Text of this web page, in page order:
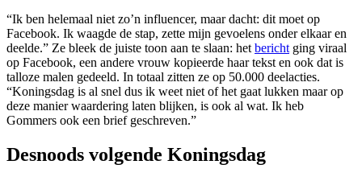
“Ik ben helemaal niet zo’n influencer, maar dacht: dit moet op
Facebook. Ik waagde de stap, zette mijn gevoelens onder elkaar en
deelde.” Ze bleek de juiste toon aan te slaan: het bericht ging viraal
op Facebook, een andere vrouw kopieerde haar tekst en ook dat is
talloze malen gedeeld. In totaal zitten ze op 50.000 deelacties.
“Koningsdag is al snel dus ik weet niet of het gaat lukken maar op
deze manier waardering laten blijken, is ook al wat. Ik heb
Gommers ook een brief geschreven.”
Desnoods volgende Koningsdag